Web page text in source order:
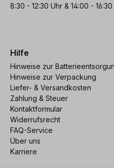
8:30 - 12:30 Uhr & 14:00 -
Hilfe
Hinweise zur
Hinweise zur Verpackung
Liefer- & Versandkosten
Zahlung & Steuer
Kontaktformular
Widerrufsrecht
FAQ-Service
Über uns
Karriere